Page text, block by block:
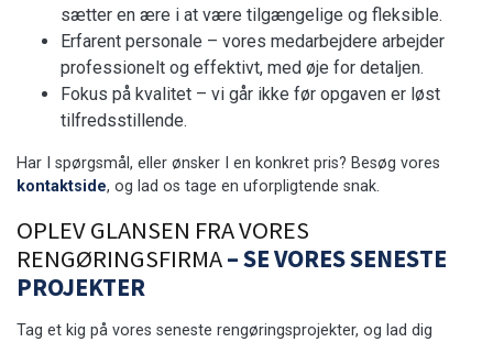
sætter en ære i at være tilgængelige og fleksible.
Erfarent personale – vores medarbejdere arbejder
professionelt og effektivt, med øje for detaljen.
Fokus på kvalitet – vi går ikke før opgaven er løst
tilfredsstillende.
Har I spørgsmål, eller ønsker I en konkret pris? Besøg vores
kontaktside, og lad os tage en uforpligtende snak.
OPLEV GLANSEN FRA VORES
RENGØRINGSFIRMA– SE VORES SENESTE
PROJEKTER
Tag et kig på vores seneste rengøringsprojekter, og lad dig